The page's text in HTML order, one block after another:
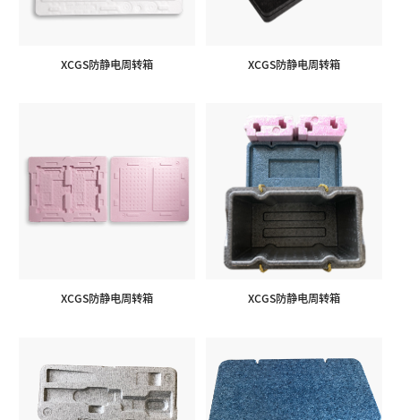
XCGS防静电周转箱 XCGS防静电周转箱
XCGS防静电周转箱 XCGS防静电周转箱